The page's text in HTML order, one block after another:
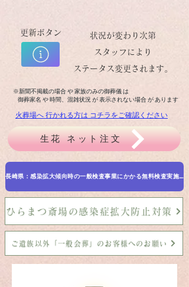
更新ボタン
状況が変わり次第
スタッフにより
ステータス変更されます。
※新聞不掲載の場合 や 家族のみの御葬儀 は
御葬家名 や 時間、混雑状況 が 表示されない場合 が あります
火葬場へ 行かれる方は コチラをご確認ください
生花 ネット注文
長崎県：感染拡大傾向時の一般検査事業にかかる無料検査実施 5月31日 まで
ひらまつ斎場の感染症拡大防止対策
ご遺族以外「一般会葬」のお客様へのお願い